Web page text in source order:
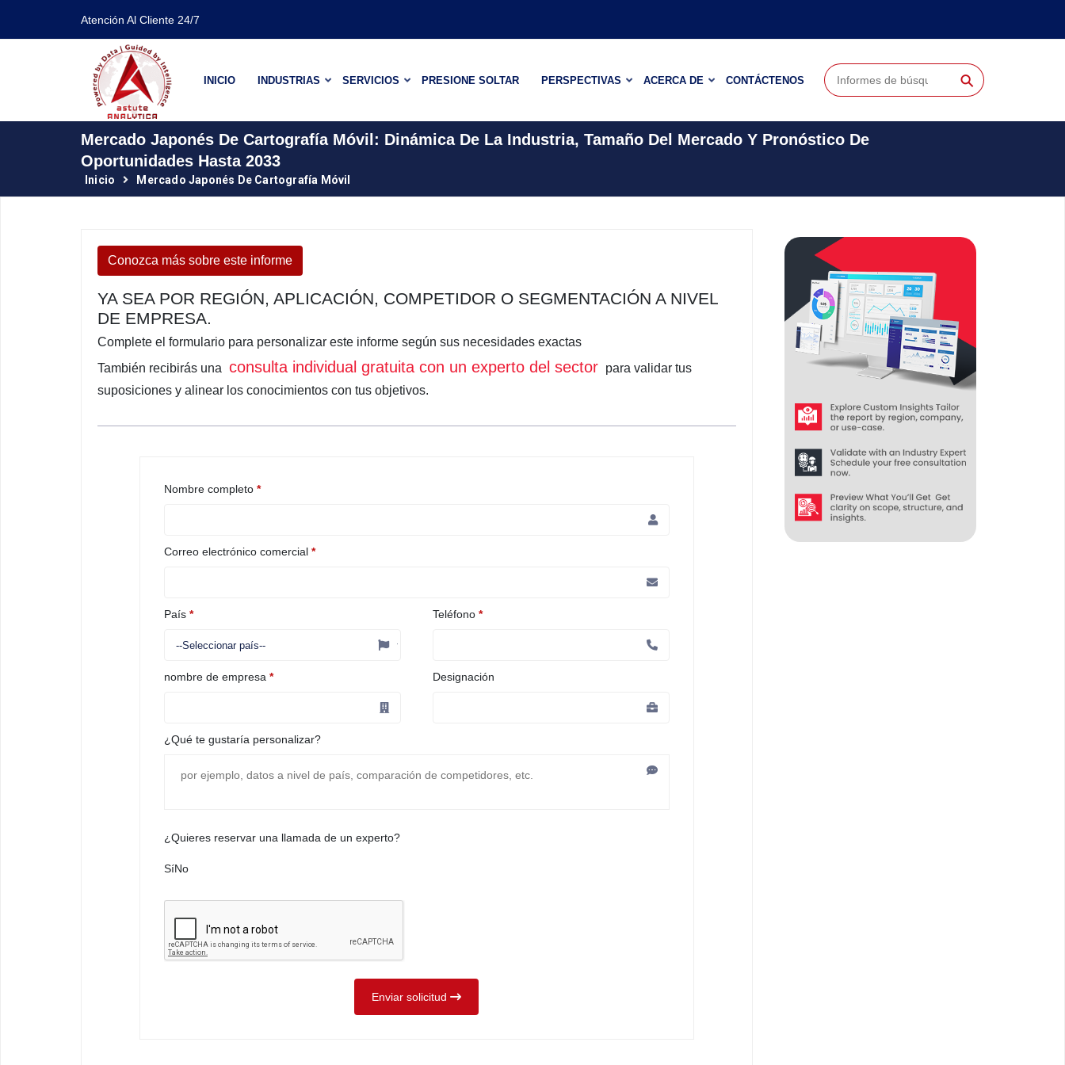
Atención Al Cliente 24/7
INICIO INDUSTRIAS SERVICIOS PRESIONE SOLTAR PERSPECTIVAS ACERCA DE CONTÁCTENOS ⚲
Mercado Japonés De Cartografía Móvil: Dinámica De La Industria, Tamaño Del Mercado Y Pronóstico De
Oportunidades Hasta 2033
Inicio Mercado Japonés De Cartografía Móvil
Conozca más sobre este informe
YA SEA POR REGIÓN, APLICACIÓN, COMPETIDOR O SEGMENTACIÓN A NIVEL
DE EMPRESA.
Complete el formulario para personalizar este informe según sus necesidades exactas
También recibirás una consulta individual gratuita con un experto del sector para validar tus
suposiciones y alinear los conocimientos con tus objetivos.
Nombre completo *
Correo electrónico comercial *
País * Teléfono *
nombre de empresa * Designación
¿Qué te gustaría personalizar?
¿Quieres reservar una llamada de un experto?
SíNo
Enviar solicitud